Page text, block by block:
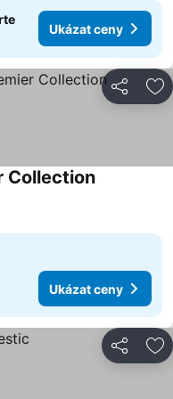
Ukázat ceny
Sdílet
Collection
Ukázat ceny
Sdílet